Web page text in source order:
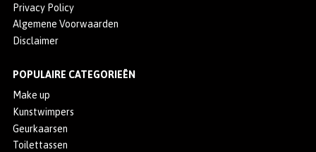
Privacy Policy
Algemene Voorwaarden
Disclaimer
POPULAIRE CATEGORIEËN
Make up
Kunstwimpers
Geurkaarsen
Toilettassen